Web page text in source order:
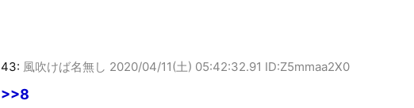
43: 風吹けば名無し 2020/04/11(土) 05:42:32.91 ID:Z5mmaa2X0
>>8